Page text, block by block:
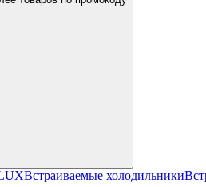
Встраиваемые холодильники